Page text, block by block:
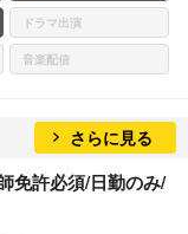
ドラマ出演
音楽配信
さらに見る
免許必須/日勤のみ/